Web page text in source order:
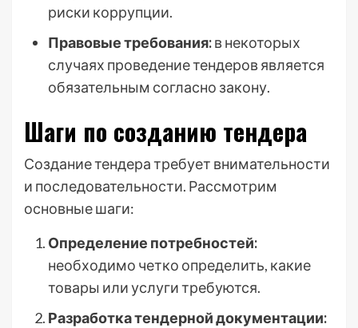
риски коррупции.
Правовые требования:в некоторых
случаях проведение тендеров является
обязательным согласно закону.
Шаги по созданию тендера
Создание тендера требует внимательности
и последовательности. Рассмотрим
основные шаги:
Определение потребностей:
необходимо четко определить, какие
товары или услуги требуются.
Разработка тендерной документации: